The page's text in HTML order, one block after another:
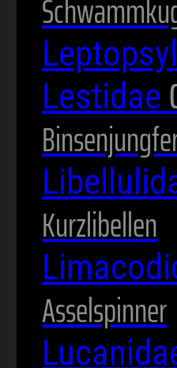
Lestidae
Kurzlibellen
Asselspinner